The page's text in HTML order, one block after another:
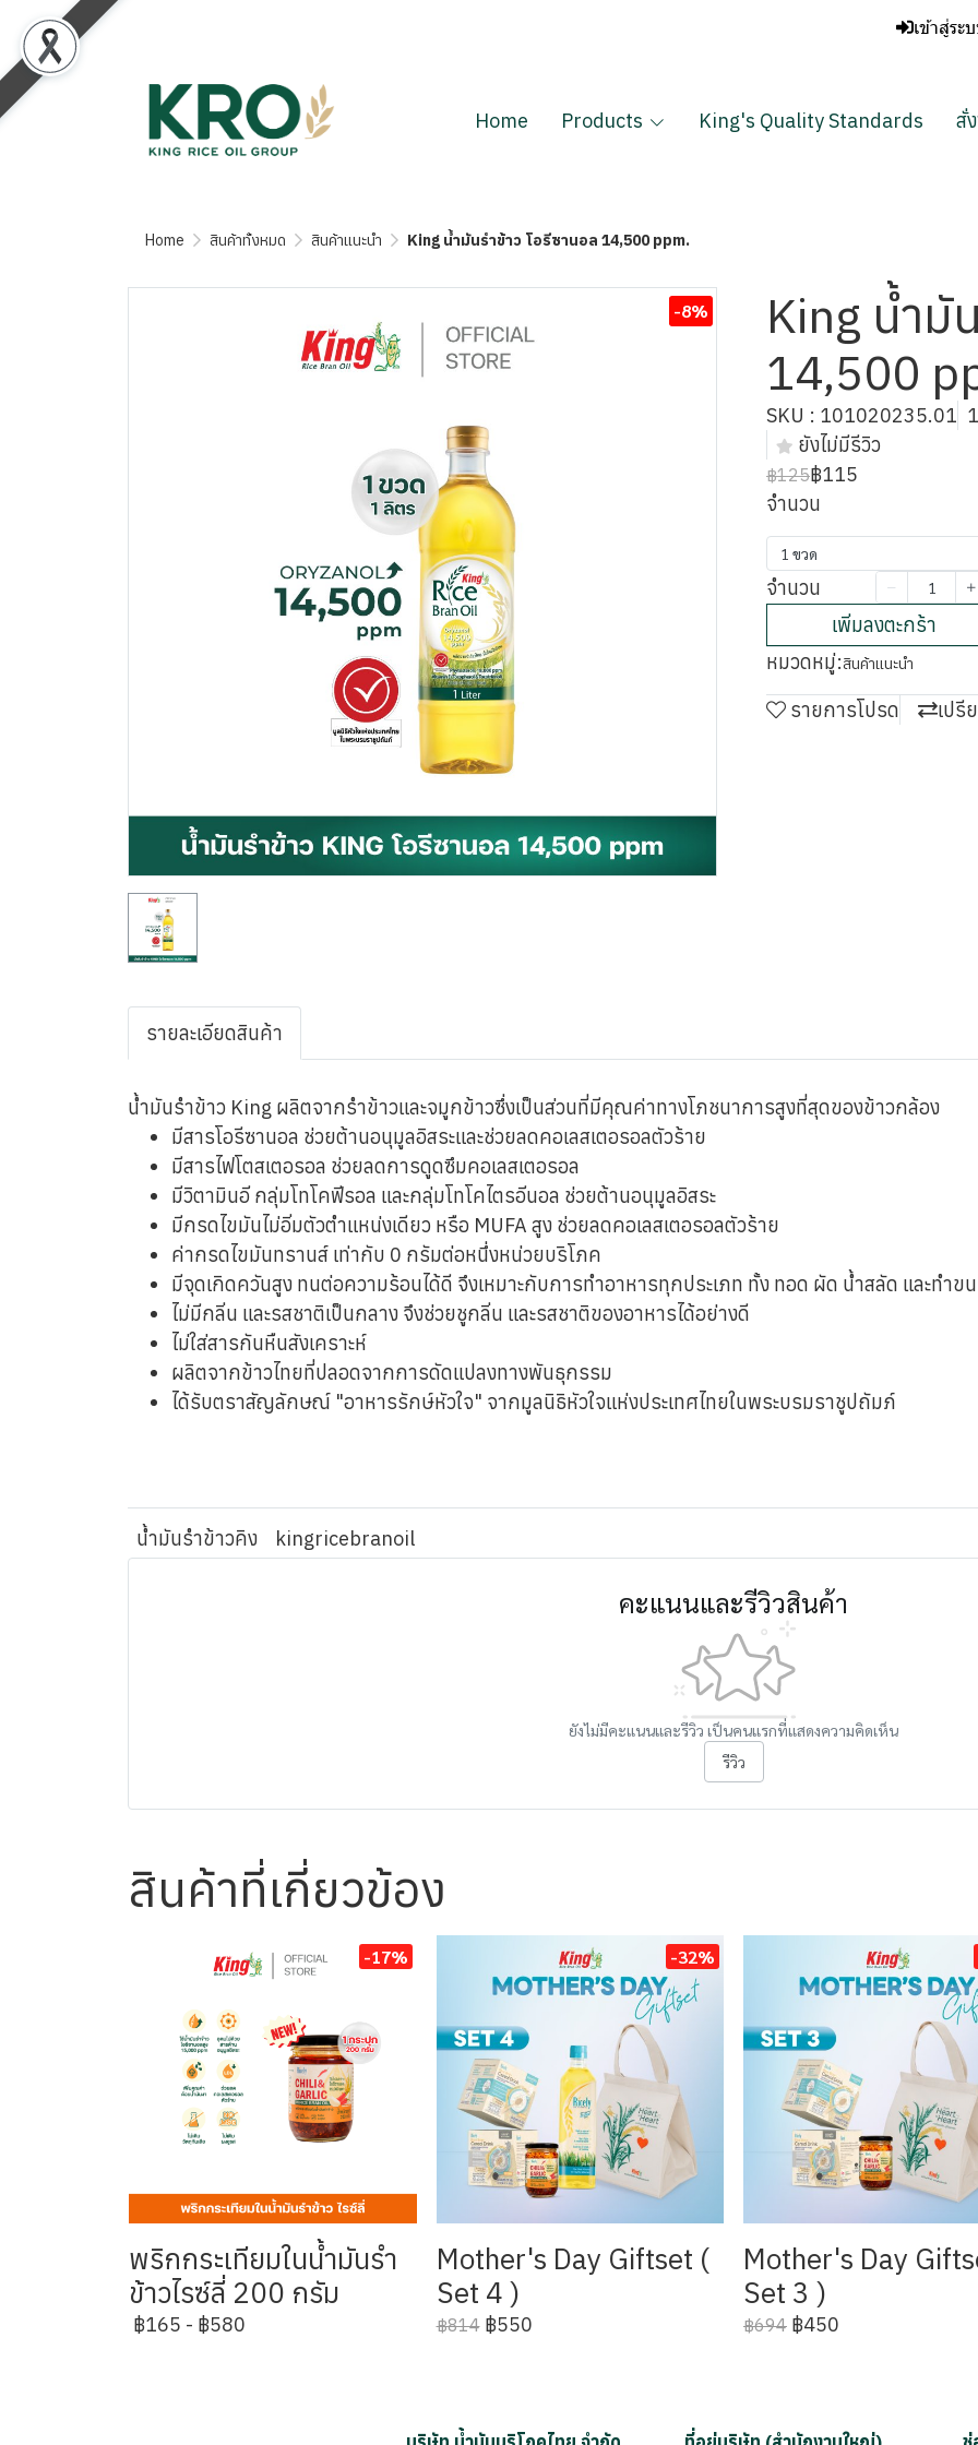
เข้าสู่ระ
Home Products King's Quality Standards สั่
Home สินค้าทั้งหมด สินค้าแนะนำ King น้ำมันรำข้าว โอรีซานอล 14,500 ppm.
-8%
King น้ำมั
14,500
SKU : 101020235.01
ยังไม่มีรีวิว
฿125฿115
จำนวน
1 ขวด
จำนวน
เพิ่มลงตะกร้า
หมวดหมู่:สินค้าแนะนำ
รายการโปรด เปรี
รายละเอียดสินค้า
น้ำมันรำข้าว King ผลิตจากรำข้าวและจมูกข้าวซึ่งเป็นส่วนที่มีคุณค่าทางโภชนาการสูงที่สุดของข้าวกล้อง
มีสารโอรีซานอล ช่วยต้านอนุมูลอิสระและช่วยลดคอเลสเตอรอลตัวร้าย
มีสารไฟโตสเตอรอล ช่วยลดการดูดซึมคอเลสเตอรอล
มีวิตามินอี กลุ่มโทโคฟีรอล และกลุ่มโทโคไตรอีนอล ช่วยต้านอนุมูลอิสระ
มีกรดไขมันไม่อิ่มตัวตำแหน่งเดียว หรือ MUFA สูง ช่วยลดคอเลสเตอรอลตัวร้าย
ค่ากรดไขมันทรานส์ เท่ากับ 0 กรัมต่อหนึ่งหน่วยบริโภค
มีจุดเกิดควันสูง ทนต่อความร้อนได้ดี จึงเหมาะกับการทำอาหารทุกประเภท ทั้ง ทอด ผัด น้ำสลัด และทำข
ไม่มีกลิ่น และรสชาติเป็นกลาง จึงช่วยชูกลิ่น และรสชาติของอาหารได้อย่างดี
ไม่ใส่สารกันหืนสังเคราะห์
ผลิตจากข้าวไทยที่ปลอดจากการดัดแปลงทางพันธุกรรม
ได้รับตราสัญลักษณ์ "อาหารรักษ์หัวใจ" จากมูลนิธิหัวใจแห่งประเทศไทยในพระบรมราชูปถัมภ์
น้ำมันรำข้าวคิง kingricebranoil
คะแนนและรีวิวสินค้า
ยังไม่มีคะแนนและรีวิว เป็นคนแรกที่แสดงความคิดเห็น
รีวิว
สินค้าที่เกี่ยวข้อง
-17%
พริกกระเทียมในน้ำมันรำ
ข้าวไรซ์ลี่ 200 กรัม
฿165 - ฿580
-32%
Mother's Day Giftset (
Set 4 )
฿814 ฿550
Mother's Day
Set 3 )
฿694 ฿450